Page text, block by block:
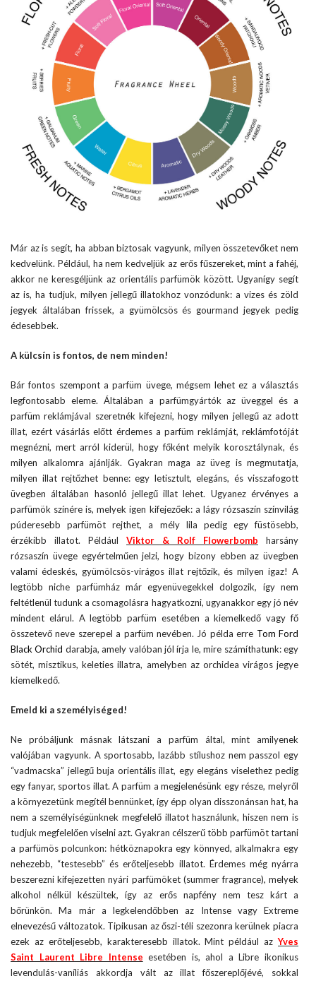
Már az is segít, ha abban biztosak vagyunk, milyen összetevőket nem
kedvelünk. Például, ha nem kedveljük az erős fűszereket, mint a fahéj,
akkor ne keresgéljünk az orientális parfümök között. Ugyanígy segít
az is, ha tudjuk, milyen jellegű illatokhoz vonzódunk: a vizes és zöld
jegyek általában frissek, a gyümölcsös és gourmand jegyek pedig
édesebbek.
A külcsín is fontos, de nem minden!
Bár fontos szempont a parfüm üvege, mégsem lehet ez a választás
legfontosabb eleme. Általában a parfümgyártók az üveggel és a
parfüm reklámjával szeretnék kifejezni, hogy milyen jellegű az adott
illat, ezért vásárlás előtt érdemes a parfüm reklámját, reklámfotóját
megnézni, mert arról kiderül, hogy főként melyik korosztálynak, és
milyen alkalomra ajánlják. Gyakran maga az üveg is megmutatja,
milyen illat rejtőzhet benne: egy letisztult, elegáns, és visszafogott
üvegben általában hasonló jellegű illat lehet. Ugyanez érvényes a
parfümök színére is, melyek igen kifejezőek: a lágy rózsaszín színvilág
púderesebb parfümöt rejthet, a mély lila pedig egy füstösebb,
érzékibb illatot. Például Viktor & Rolf Flowerbomb harsány
rózsaszín üvege egyértelműen jelzi, hogy bizony ebben az üvegben
valami édeskés, gyümölcsös-virágos illat rejtőzik, és milyen igaz! A
legtöbb niche parfümház már egyenüvegekkel dolgozik, így nem
feltétlenül tudunk a csomagolásra hagyatkozni, ugyanakkor egy jó név
mindent elárul. A legtöbb parfüm esetében a kiemelkedő vagy fő
összetevő neve szerepel a parfüm nevében. Jó példa erre Tom Ford
Black Orchid darabja, amely valóban jól írja le, mire számíthatunk: egy
sötét, misztikus, keleties illatra, amelyben az orchidea virágos jegye
kiemelkedő.
Emeld ki a személyiséged!
Ne próbáljunk másnak látszani a parfüm által, mint amilyenek
valójában vagyunk. A sportosabb, lazább stílushoz nem passzol egy
“vadmacska” jellegű buja orientális illat, egy elegáns viselethez pedig
egy fanyar, sportos illat. A parfüm a megjelenésünk egy része, melyről
a környezetünk megítél bennünket, így épp olyan disszonánsan hat, ha
nem a személyiségünknek megfelelő illatot használunk, hiszen nem is
tudjuk megfelelően viselni azt. Gyakran célszerű több parfümöt tartani
a parfümös polcunkon: hétköznapokra egy könnyed, alkalmakra egy
nehezebb, “testesebb” és erőteljesebb illatot. Érdemes még nyárra
beszerezni kifejezetten nyári parfümöket (summer fragrance), melyek
alkohol nélkül készültek, így az erős napfény nem tesz kárt a
bőrünkön. Ma már a legkelendőbben az Intense vagy Extreme
elnevezésű változatok. Tipikusan az őszi-téli szezonra kerülnek piacra
ezek az erőteljesebb, karakteresebb illatok. Mint például azYves
Saint Laurent Libre Intense esetében is, ahol a Libre ikonikus
levendulás-vaníliás akkordja vált az illat főszereplőjévé, sokkal